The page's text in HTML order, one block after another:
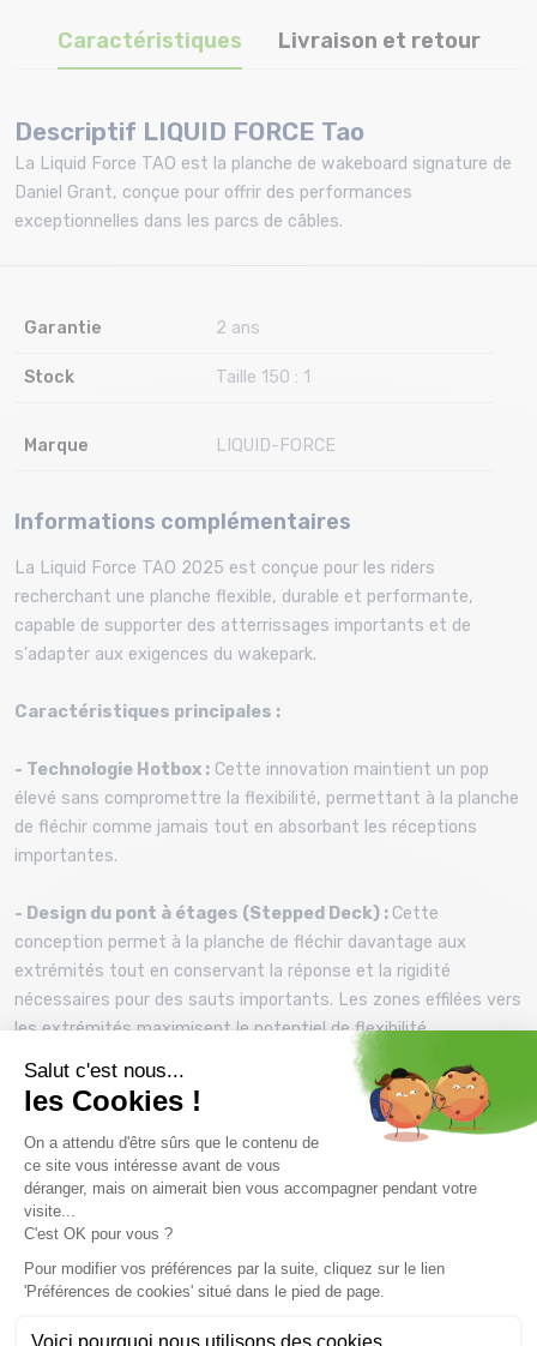
Caractéristiques Livraison et retour
Descriptif LIQUID FORCE Tao
La Liquid Force TAO est la planche de wakeboard signature de
Daniel Grant, conçue pour offrir des performances
exceptionnelles dans les parcs de câbles.
Garantie 2 ans
Stock Taille 150 : 1
Marque LIQUID-FORCE
Informations complémentaires
La Liquid Force TAO 2025 est conçue pour les riders
recherchant une planche flexible, durable et performante,
capable de supporter des atterrissages importants et de
s'adapter aux exigences du wakepark.
Caractéristiques principales :
- Technologie Hotbox : Cette innovation maintient un pop
élevé sans compromettre la flexibilité, permettant à la planche
de fléchir comme jamais tout en absorbant les réceptions
importantes.
- Design du pont à étages (Stepped Deck) : Cette
conception permet à la planche de fléchir davantage aux
extrémités tout en conservant la réponse et la rigidité
nécessaires pour des sauts importants. Les zones effilées vers
les extrémités maximisent le potentiel de flexibilité.
- Base redessinée :
La base a été simplifiée avec des canaux
minimaux pour offrir une sensation plus libre sur les modules,
tout en conservant une adhérence suffisante pour des coupes
puissantes.
- Construction robuste :
renforce la planche, la rendant encore plus résistante aux
rigueurs des parcs de câbles.